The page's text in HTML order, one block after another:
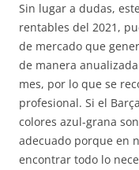
Sin lugar a dudas,
rentables del 2021,
de mercado que
de manera
mes, por lo que se
profesional. Si el
colores azul-grana
adecuado porque en
encontrar todo lo